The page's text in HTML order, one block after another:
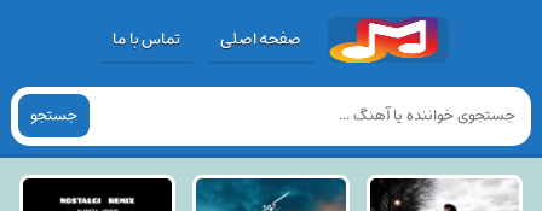
صفحه اصلی تماس با ما
جستجو